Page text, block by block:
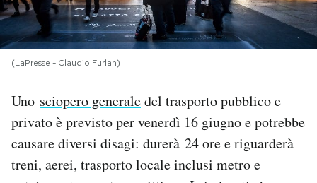
I MIEI PREFERITI
SHOP
AREA PERSONALE
(LaPresse - Claudio Furlan)
Uno sciopero generaledel trasporto pubblico e
privato è previsto per venerdì 16 giugno e potrebbe
causare diversi disagi: durerà 24 ore e riguarderà
treni, aerei, trasporto locale inclusi metro e